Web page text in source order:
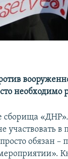
необходимо
сборища
участвовать
обязан –